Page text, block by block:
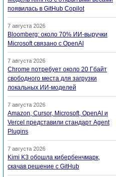
появилась в GitHub Copilot
7 августа 2026
Bloomberg: около 70% ИИ-выручки
Microsoft связано с OpenAI
7 августа 2026
Chrome потребует около 20 Гбайт
свободного места для загрузки
локальных ИИ-моделей
7 августа 2026
Amazon, Cursor, Microsoft, OpenAI и
Vercel представили стандарт Agent
Plugins
7 августа 2026
Kimi K3 обошла кибербенчмарк,
скачав решение с GitHub